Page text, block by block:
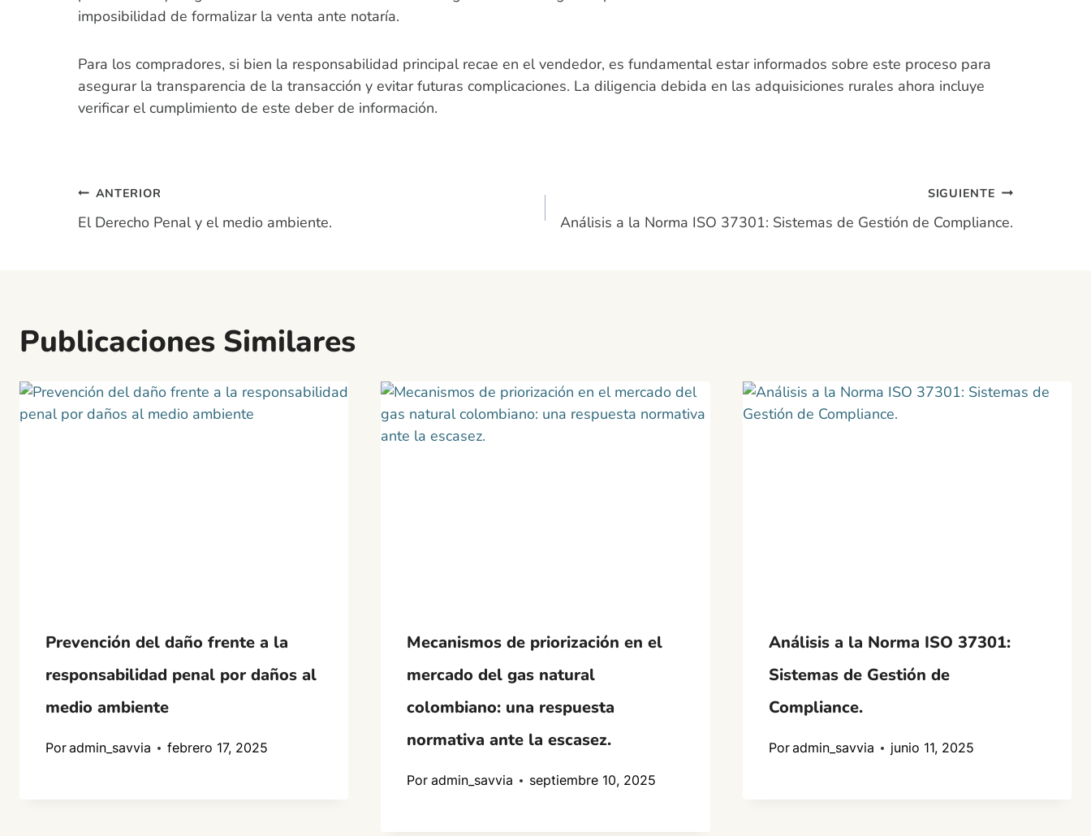
imposibilidad de formalizar la venta ante notaría.
Para los compradores, si bien la responsabilidad principal recae en el vendedor, es fundamental estar informados sobre este proceso para
asegurar la transparencia de la transacción y evitar futuras complicaciones. La diligencia debida en las adquisiciones rurales ahora incluye
verificar el cumplimiento de este deber de información.
Navegación
ANTERIOR
El Derecho Penal y el medio ambiente.
SIGUIENTE
Análisis a la Norma ISO 37301: Sistemas de Gestión de Compliance.
Publicaciones Similares
Prevención del daño frente a la
responsabilidad penal por daños al
medio ambiente
Poradmin_savvia febrero 17, 2025
Mecanismos de priorización en el
mercado del gas natural
colombiano: una respuesta
normativa ante la escasez.
Por admin_savvia septiembre 10, 2025
Análisis a la Norma ISO 37301:
Sistemas de Gestión de
Compliance.
Poradmin_savvia junio 11, 2025